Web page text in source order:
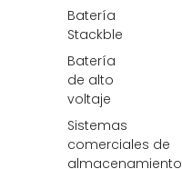
Batería
Stackble
Batería
de alto
voltaje
Sistemas
comerciales de
almacenamiento